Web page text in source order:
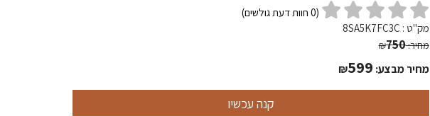
(
0 חוות דעת גולשים)
מק"ט : 8SA5K7FC3C
מחיר: ₪750
מחיר מבצע: ₪599